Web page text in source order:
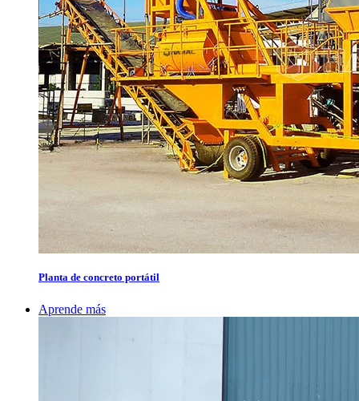
Planta de concreto portátil
Aprende más